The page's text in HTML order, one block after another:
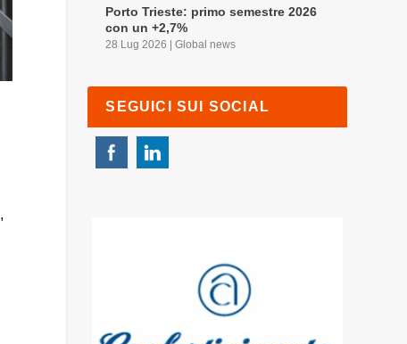
Porto Trieste: primo semestre 2026
con un +2,7%
28 Lug 2026 |Global news
SEGUICI SUI SOCIAL